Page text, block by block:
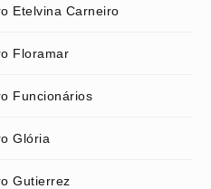
Etelvina Carneiro
Floramar
Funcionários
Glória
Gutierrez